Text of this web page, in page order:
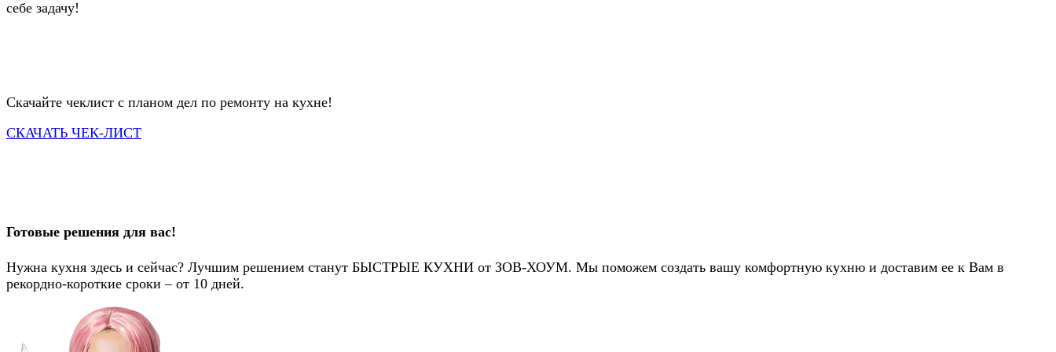
себе задачу!
Скачайте чеклист с планом дел по ремонту на кухне!
СКАЧАТЬ ЧЕК-ЛИСТ
Готовые решения для вас!
Нужна кухня здесь и сейчас? Лучшим решением станут БЫСТРЫЕ КУХНИ от ЗОВ-ХОУМ. Мы поможем создать вашу комфортную кухню и доставим ее к Вам в
рекордно-короткие сроки – от 10 дней.